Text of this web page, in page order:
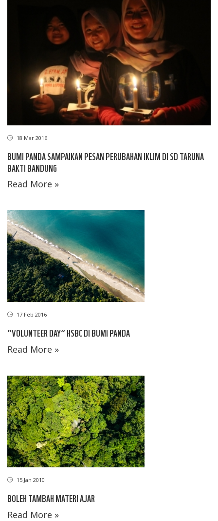
18 Mar 2016
BUMI PANDA SAMPAIKAN PESAN PERUBAHAN IKLIM DI SD TARUNA
BAKTI BANDUNG
Read More »
17 Feb 2016
“VOLUNTEER DAY” HSBC DI BUMI PANDA
Read More »
15 Jan 2010
BOLEH TAMBAH MATERI AJAR
Read More »